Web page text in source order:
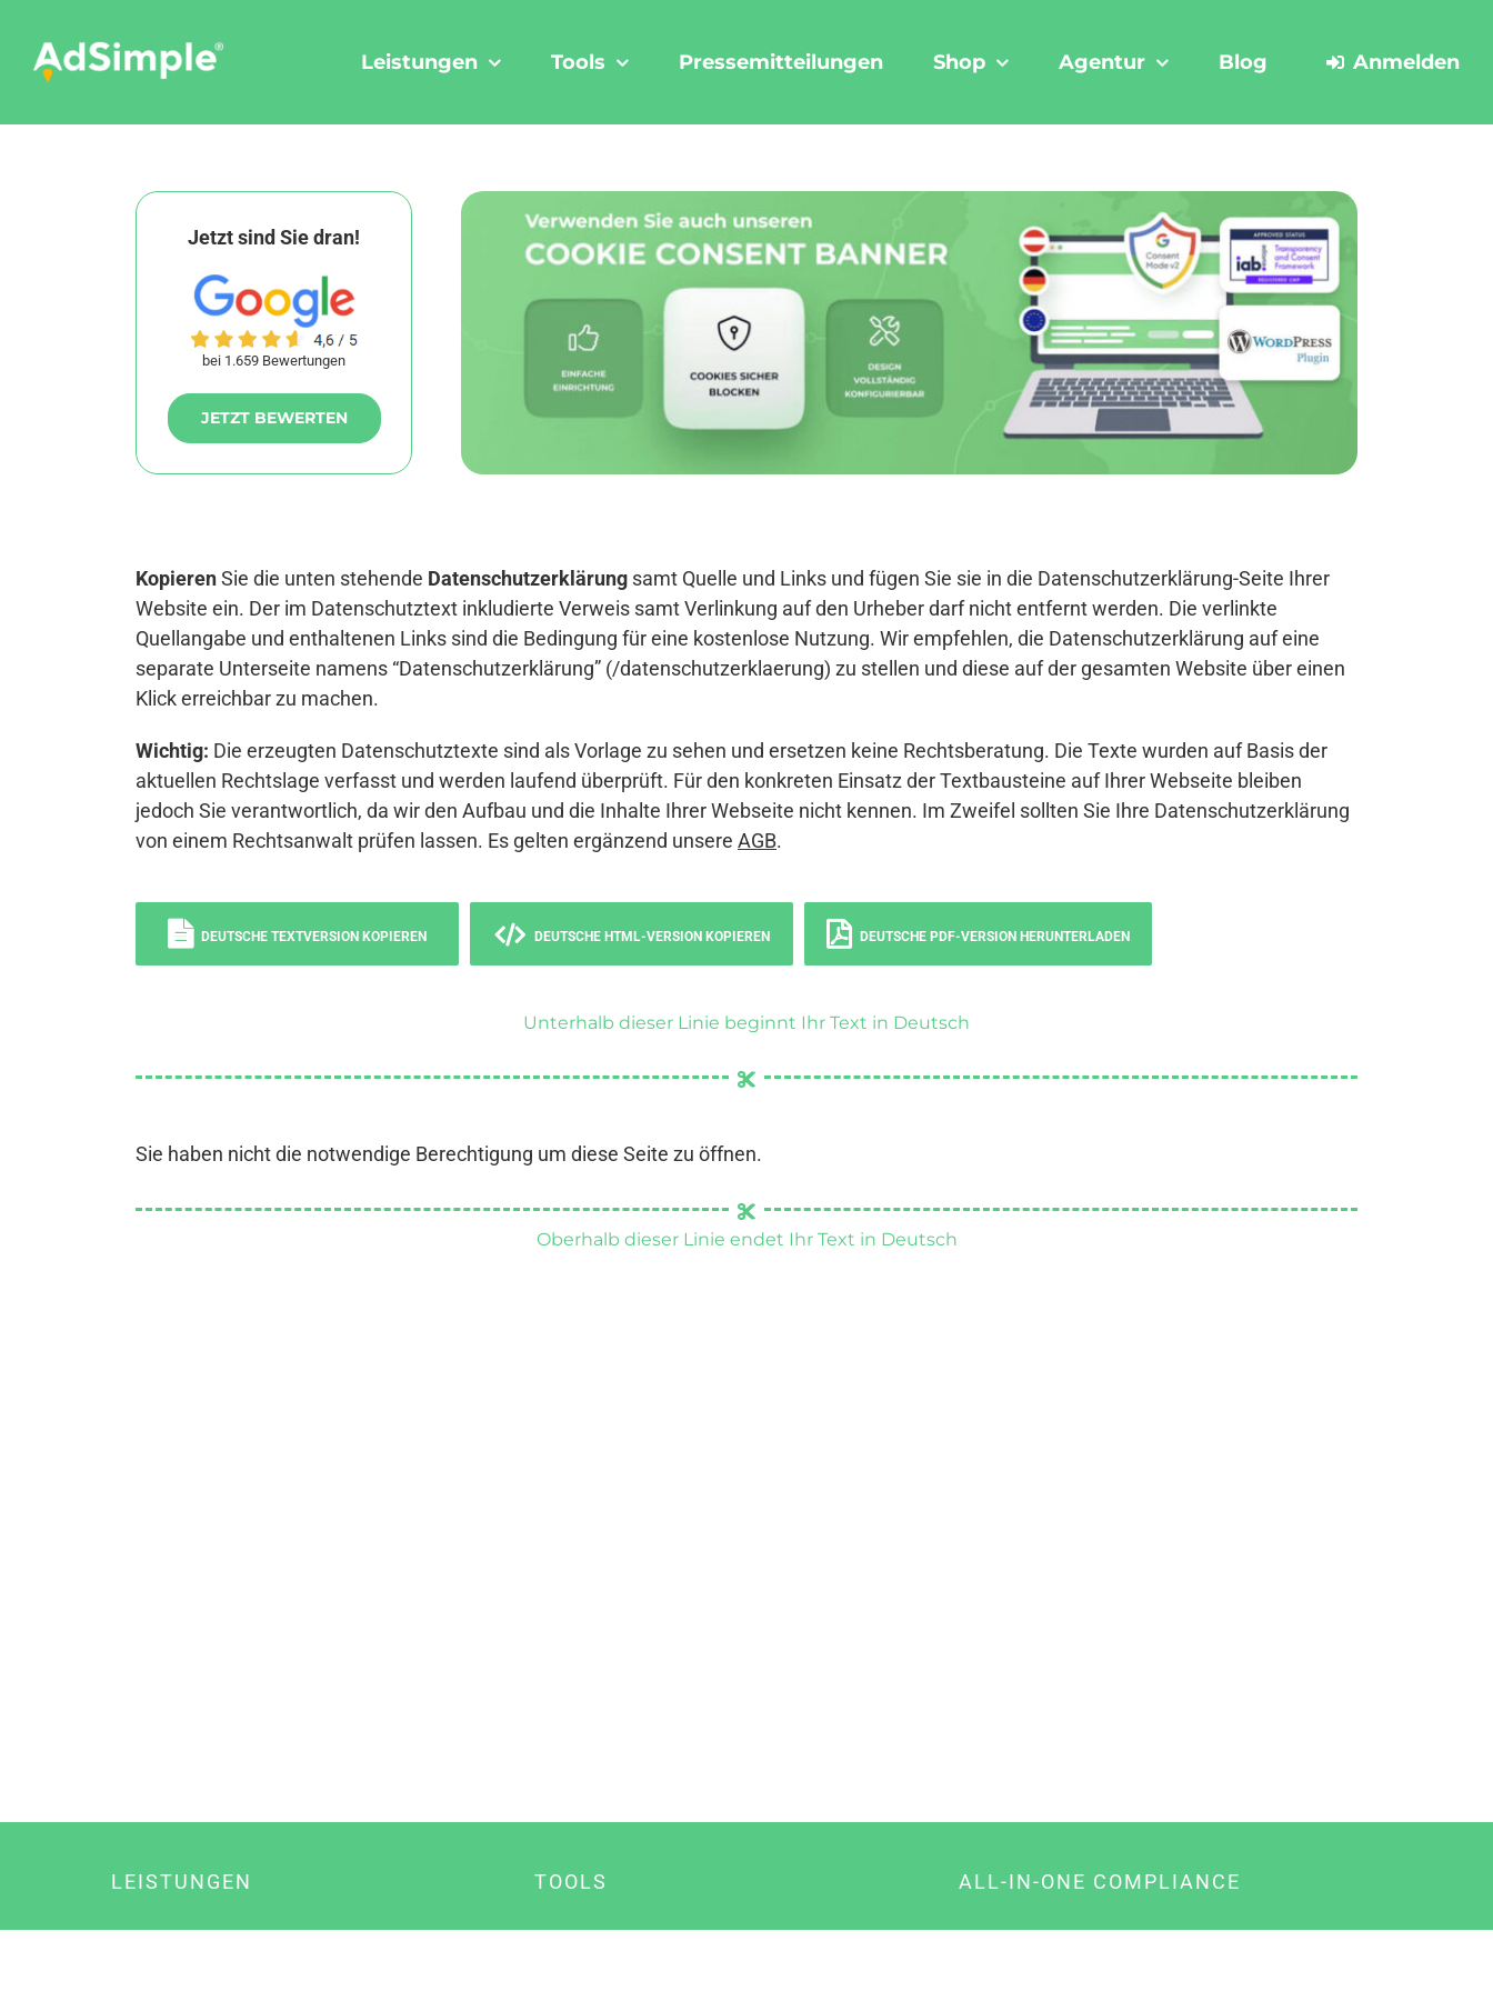
content
Leistungen Tools Pressemitteilungen Shop Agentur Blog Anmelden
Jetzt sind Sie dran!
bei 1.659 Bewertungen
JETZT BEWERTEN
KopierenSie die unten stehende Datenschutzerklärung samt Quelle und Links und fügen Sie sie in die Datenschutzerklärung-Seite Ihrer
Website ein. Der im Datenschutztext inkludierte Verweis samt Verlinkung auf den Urheber darf nicht entfernt werden. Die verlinkte
Quellangabe und enthaltenen Links sind die Bedingung für eine kostenlose Nutzung. Wir empfehlen, die Datenschutzerklärung auf eine
separate Unterseite namens “Datenschutzerklärung” (/datenschutzerklaerung) zu stellen und diese auf der gesamten Website über einen
Klick erreichbar zu machen.
Wichtig: Die erzeugten Datenschutztexte sind als Vorlage zu sehen und ersetzen keine Rechtsberatung. Die Texte wurden auf Basis der
aktuellen Rechtslage verfasst und werden laufend überprüft. Für den konkreten Einsatz der Textbausteine auf Ihrer Webseite bleiben
jedoch Sie verantwortlich, da wir den Aufbau und die Inhalte Ihrer Webseite nicht kennen. Im Zweifel sollten Sie Ihre Datenschutzerklärung
von einem Rechtsanwalt prüfen lassen. Es gelten ergänzend unsere AGB.
DEUTSCHE TEXTVERSION KOPIEREN DEUTSCHE HTML-VERSION KOPIEREN DEUTSCHE PDF-VERSION HERUNTERLADEN
Unterhalb dieser Linie beginnt Ihr Text in Deutsch
Sie haben nicht die notwendige Berechtigung um diese Seite zu öffnen.
Oberhalb dieser Linie endet Ihr Text in Deutsch
LEISTUNGEN TOOLS ALL-IN-ONE COMPLIANCE